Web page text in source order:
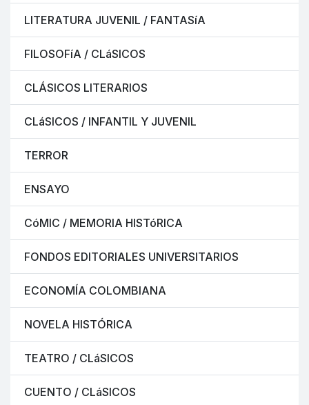
LITERATURA JUVENIL / FANTASíA
FILOSOFíA / CLáSICOS
CLÁSICOS LITERARIOS
CLáSICOS / INFANTIL Y JUVENIL
TERROR
ENSAYO
CóMIC / MEMORIA HISTóRICA
FONDOS EDITORIALES UNIVERSITARIOS
ECONOMÍA COLOMBIANA
NOVELA HISTÓRICA
TEATRO / CLáSICOS
CUENTO / CLáSICOS